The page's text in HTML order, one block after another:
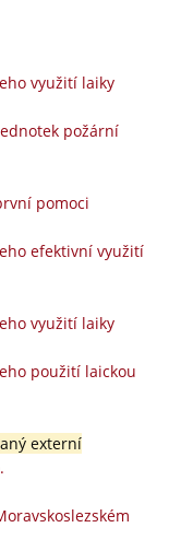
využití laiky
požární
pomoci
efektivní využití
využití laiky
použití laickou
externí